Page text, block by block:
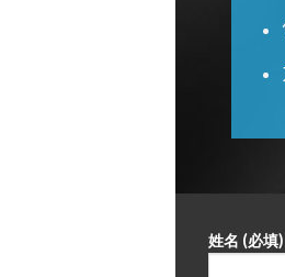
姓名 (必填)